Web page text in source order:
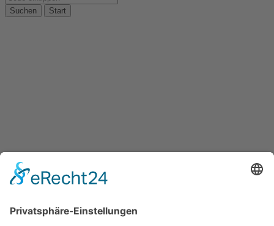
Suchen Start